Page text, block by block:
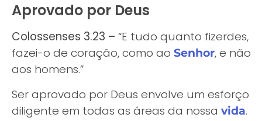
Aprovado por Deus
Colossenses 3.23 – “E tudo quanto fizerdes,
fazei-o de coração, como ao Senhor, e não
aos homens.”
Ser aprovado por Deus envolve um esforço
diligente em todas as áreas da nossa vida.